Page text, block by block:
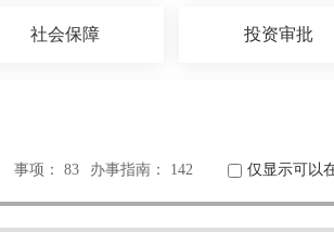
社会保障 投资审批
事项： 83 办事指南： 142 仅显示可以